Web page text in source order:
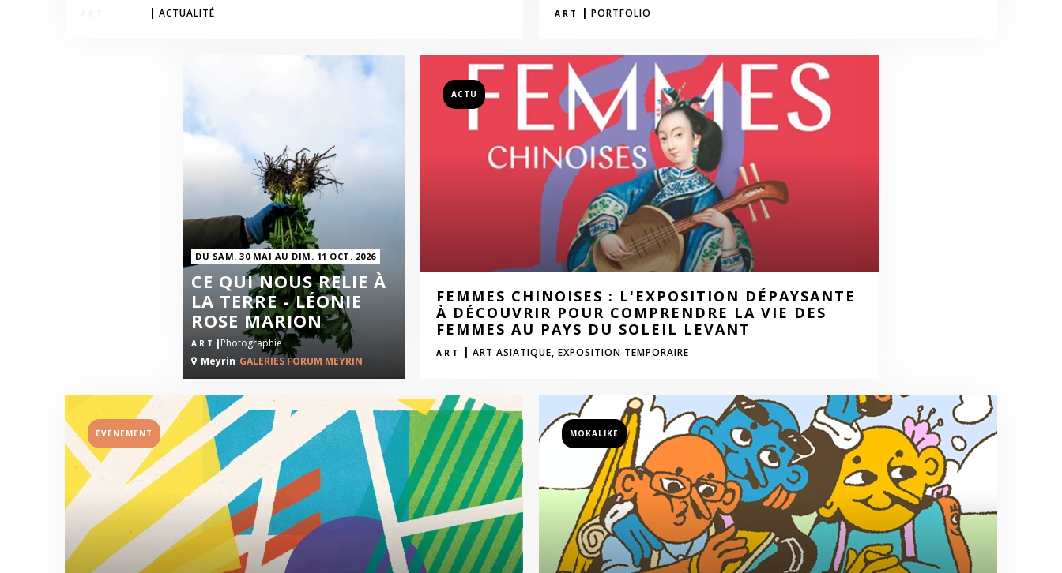
| ACTUALITÉ ART | PORTFOLIO
DU SAM. 30 MAI AU DIM. 11 OCT. 2026
CE QUI NOUS RELIE À
LA TERRE - LÉONIE
ROSE MARION
ART |Photographie
Meyrin GALERIES FORUM MEYRIN
FEMMES CHINOISES : L'EXPOSITION DÉPAYSANTE
À DÉCOUVRIR POUR COMPRENDRE LA VIE DES
FEMMES AU PAYS DU SOLEIL LEVANT
ART | ART ASIATIQUE, EXPOSITION TEMPORAIRE
ACTU
ÉVÈNEMENT MOKALIKE